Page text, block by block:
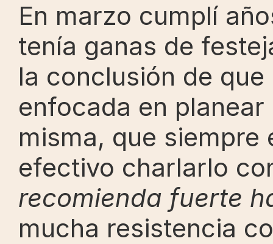
En marzo cumplí
tenía ganas de
la conclusión de
enfocada en
misma, que siempre
efectivo charlarlo
recomienda fuerte
mucha resistencia